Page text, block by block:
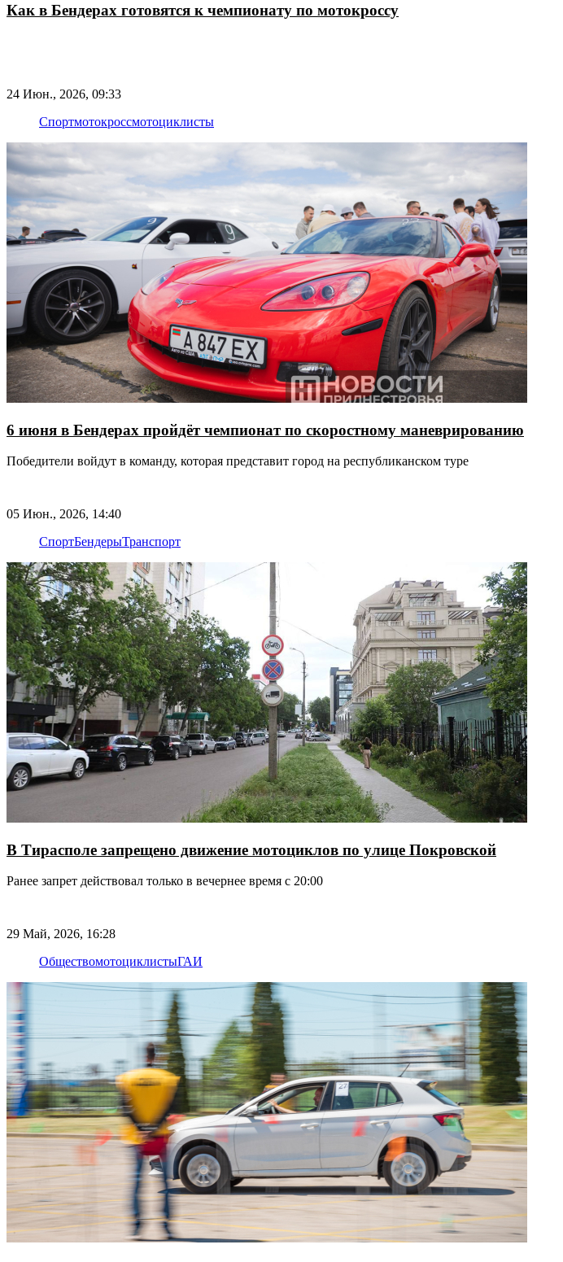
Как в Бендерах готовятся к чемпионату по мотокроссу
24 Июн., 2026, 09:33
Спортмотокроссмотоциклисты
6 июня в Бендерах пройдёт чемпионат по скоростному маневрированию
Победители войдут в команду, которая представит город на республиканском туре
05 Июн., 2026, 14:40
СпортБендерыТранспорт
В Тирасполе запрещено движение мотоциклов по улице Покровской
Ранее запрет действовал только в вечернее время с 20:00
29 Май, 2026, 16:28
ОбществомотоциклистыГАИ